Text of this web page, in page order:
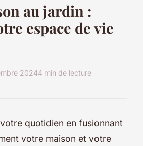
au jardin :
espace de vie
20244 min de lecture
quotidien en fusionnant
votre maison et votre